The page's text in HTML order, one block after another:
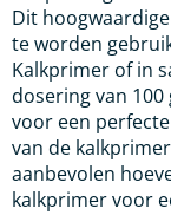
Dit
te worden
Kalkprimer of in
dosering van
voor een
van de
aanbevolen
kalkprimer voor